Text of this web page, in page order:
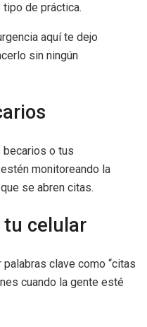
de práctica.
aquí te dejo
sin ningún
becarios o tus
monitoreando la
se abren citas.
tu celular
clave como “citas
cuando la gente esté